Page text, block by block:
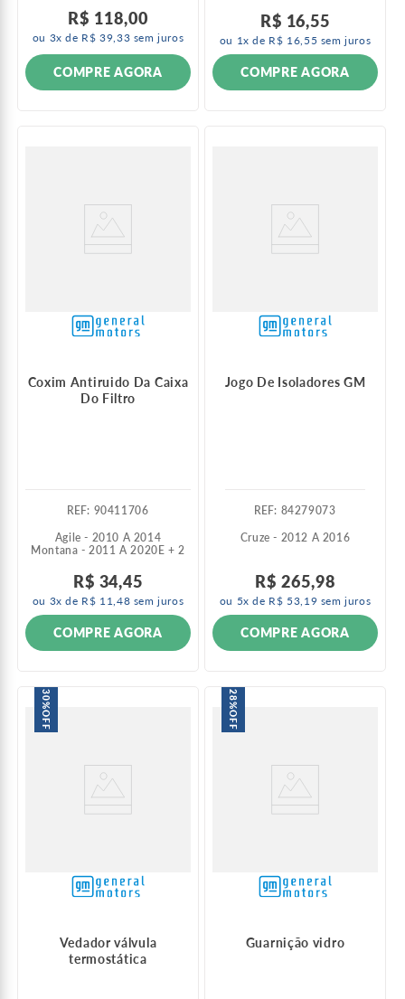
R$ 118,00
ou 3x de R$ 39 33 sem juros
COMPRE AGORA
R$ 16,55
ou 1x de R$ 16 55 sem juros
COMPRE AGORA
Coxim Antiruido Da Caixa
Do Filtro
: 90411706
Agile - 2010 A 2014
Montana - 2011 A 2020 E + 2
R$ 34,45
ou 3x de R$ 11 48 sem juros
COMPRE AGORA
Jogo De Isoladores GM
: 84279073
Cruze - 2012 A 2016
R$ 265,98
ou 5x de R$ 53 19 sem juros
COMPRE AGORA
30%
OFF
Vedador válvula
termostática
28%
OFF
Guarnição vidro